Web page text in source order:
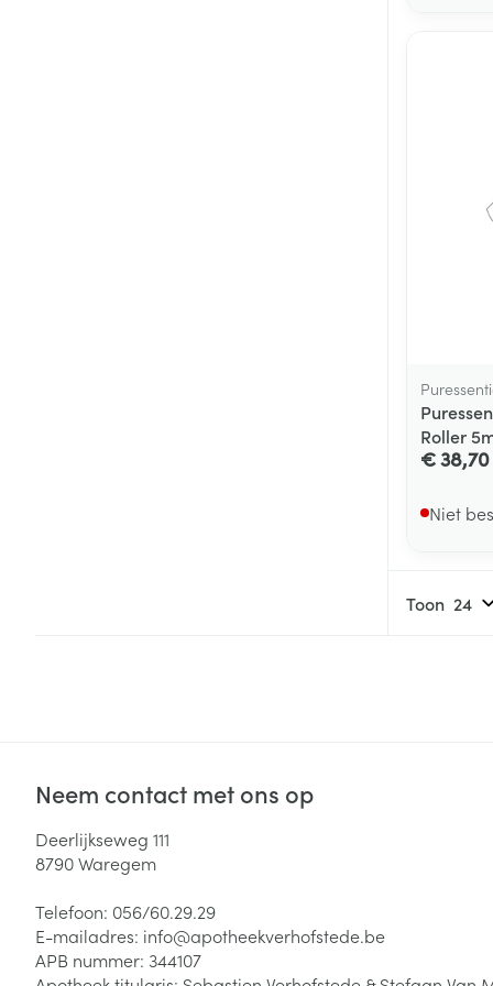
Roller
€ 38,70
Niet
Toon
Neem contact met ons op
Deerlijkseweg 111
8790Waregem
Telefoon: 056/60.29.29
E-mailadres: info@apotheekverhofstede.be
APB nummer: 344107